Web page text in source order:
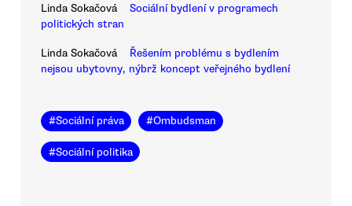
Linda Sokačová
Sociální bydlení v programech
politických stran
Linda Sokačová
Řešením problému s bydlením
nejsou ubytovny, nýbrž koncept veřejného bydlení
#Sociální práva #Ombudsman
#Sociální politika